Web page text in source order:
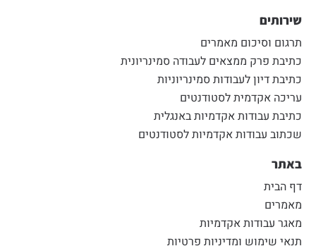
שירותים
תרגום וסיכום מאמרים
כתיבת פרק ממצאים לעבודה סמינריונית
כתיבת דיון לעבודות סמינריוניות
עריכה אקדמית לסטודנטים
כתיבת עבודות אקדמיות באנגלית
שכתוב עבודות אקדמיות לסטודנטים
באתר
דף הבית
מאמרים
מאגר עבודות אקדמיות
תנאי שימוש ומדיניות פרטיות